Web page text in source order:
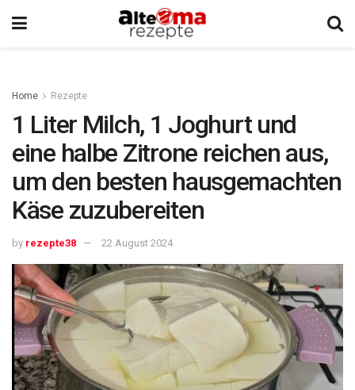
Home Rezepte
1 Liter Milch, 1 Joghurt und
eine halbe Zitrone reichen aus,
um den besten hausgemachten
Käse zuzubereiten
by rezepte38 22 August 2024